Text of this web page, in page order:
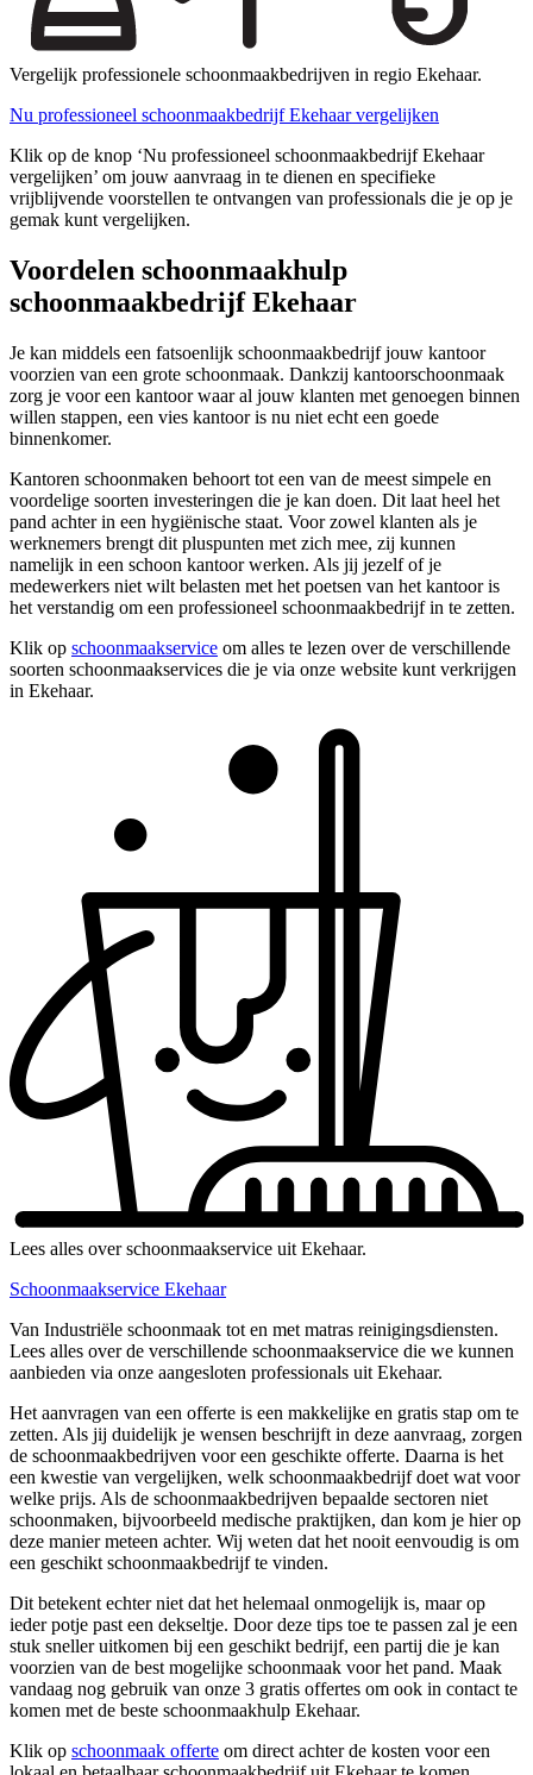
Vergelijk professionele schoonmaakbedrijven in regio Ekehaar.
Nu professioneel schoonmaakbedrijf Ekehaar vergelijken
Klik op de knop ‘Nu professioneel schoonmaakbedrijf Ekehaar
vergelijken’ om jouw aanvraag in te dienen en specifieke
vrijblijvende voorstellen te ontvangen van professionals die je op je
gemak kunt vergelijken.
Voordelen schoonmaakhulp
schoonmaakbedrijf Ekehaar
Je kan middels een fatsoenlijk schoonmaakbedrijf jouw kantoor
voorzien van een grote schoonmaak. Dankzij kantoorschoonmaak
zorg je voor een kantoor waar al jouw klanten met genoegen binnen
willen stappen, een vies kantoor is nu niet echt een goede
binnenkomer.
Kantoren schoonmaken behoort tot een van de meest simpele en
voordelige soorten investeringen die je kan doen. Dit laat heel het
pand achter in een hygiënische staat. Voor zowel klanten als je
werknemers brengt dit pluspunten met zich mee, zij kunnen
namelijk in een schoon kantoor werken. Als jij jezelf of je
medewerkers niet wilt belasten met het poetsen van het kantoor is
het verstandig om een professioneel schoonmaakbedrijf in te zetten.
Klik op schoonmaakservice om alles te lezen over de verschillende
soorten schoonmaakservices die je via onze website kunt verkrijgen
in Ekehaar.
Lees alles over schoonmaakservice uit Ekehaar.
Schoonmaakservice Ekehaar
Van Industriële schoonmaak tot en met matras reinigingsdiensten.
Lees alles over de verschillende schoonmaakservice die we kunnen
aanbieden via onze aangesloten professionals uit Ekehaar.
Het aanvragen van een offerte is een makkelijke en gratis stap om te
zetten. Als jij duidelijk je wensen beschrijft in deze aanvraag, zorgen
de schoonmaakbedrijven voor een geschikte offerte. Daarna is het
een kwestie van vergelijken, welk schoonmaakbedrijf doet wat voor
welke prijs. Als de schoonmaakbedrijven bepaalde sectoren niet
schoonmaken, bijvoorbeeld medische praktijken, dan kom je hier op
deze manier meteen achter. Wij weten dat het nooit eenvoudig is om
een geschikt schoonmaakbedrijf te vinden.
Dit betekent echter niet dat het helemaal onmogelijk is, maar op
ieder potje past een dekseltje. Door deze tips toe te passen zal je een
stuk sneller uitkomen bij een geschikt bedrijf, een partij die je kan
voorzien van de best mogelijke schoonmaak voor het pand. Maak
vandaag nog gebruik van onze 3 gratis offertes om ook in contact te
komen met de beste schoonmaakhulp Ekehaar.
Klik op schoonmaak offerte om direct achter de kosten voor een